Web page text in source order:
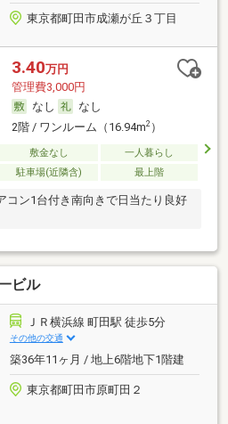
東京都町田市成瀬が丘３丁目
3.40万円
管理費3,000円
なし
なし
2階 / ワンルーム（16.94m2）
敷金なし
一人暮らし
駐車場(近隣含) 最上階
コン1台付き南向きで日当たり良好
ビル
ＪＲ横浜線 町田駅 徒歩5分
その他の交通
築36年11ヶ月 / 地上6階地下1階建
東京都町田市原町田２